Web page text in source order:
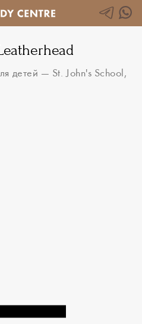
детей — St. John's School,